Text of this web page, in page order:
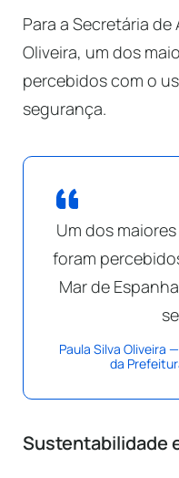
Para a Secretária
Oliveira, um dos
percebidos com o
segurança.
Um dos
foram
Mar de
Paula Silva Oliveira
da
Sustentabilidade